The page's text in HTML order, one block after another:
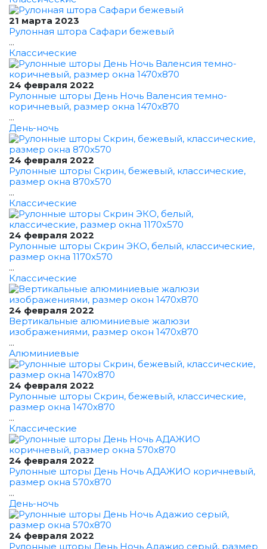
21 марта 2023
Рулонная штора Сафари бежевый
...
Классические
24 февраля 2022
Рулонные шторы День Ночь Валенсия темно-
коричневый, размер окна 1470x870
...
День-ночь
24 февраля 2022
Рулонные шторы Скрин, бежевый, классические,
размер окна 870x570
...
Классические
24 февраля 2022
Рулонные шторы Скрин ЭКО, белый, классические,
размер окна 1170x570
...
Классические
24 февраля 2022
Вертикальные алюминиевые жалюзи
изображениями, размер окон 1470x870
...
Алюминиевые
24 февраля 2022
Рулонные шторы Скрин, бежевый, классические,
размер окна 1470x870
...
Классические
24 февраля 2022
Рулонные шторы День Ночь АДАЖИО коричневый,
размер окна 570x870
...
День-ночь
24 февраля 2022
Рулонные шторы День Ночь Адажио серый, размер